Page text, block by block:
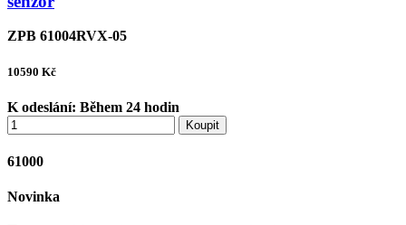
ZPB 61004RVX-05
10590 Kč
K odeslání: Během 24 hodin
Koupit
61000
Novinka